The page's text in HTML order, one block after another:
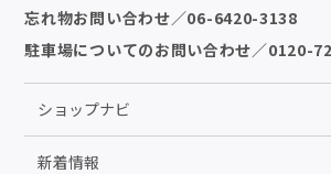
忘れ物お問い合わせ／06-6420-3138
駐車場についてのお問い合わせ／0120-
ショップナビ
新着情報